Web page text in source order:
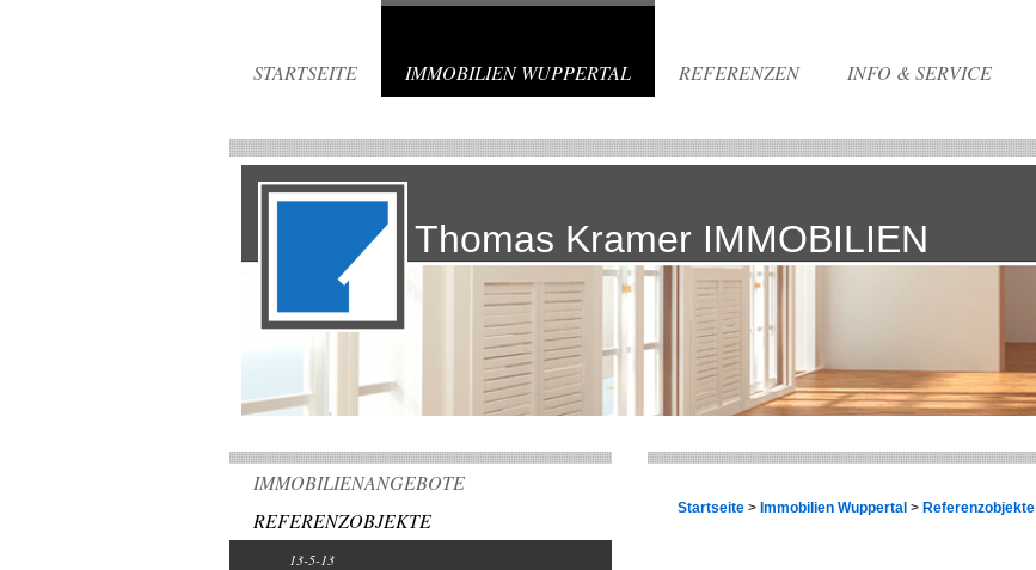
STARTSEITE IMMOBILIEN WUPPERTAL REFERENZEN INFO & SERVICE
Thomas Kramer IMMOBILIEN
Startseite > Immobilien Wuppertal > Referenzobjekte
IMMOBILIENANGEBOTE
REFERENZOBJEKTE
13-5-13